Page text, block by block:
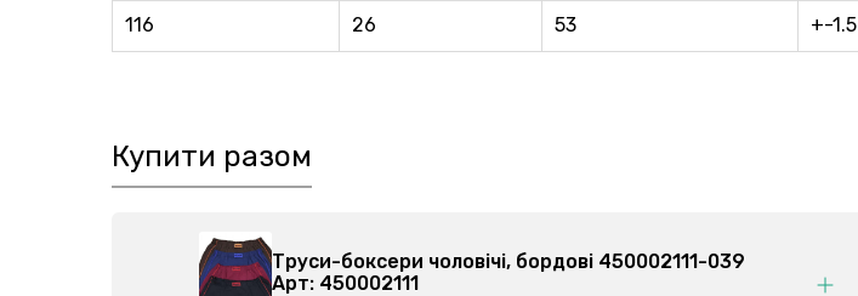
116 26 53 +-1.5
Купити разом
Труси-боксери чоловічі, бордові 450002111-039
Арт: 450002111